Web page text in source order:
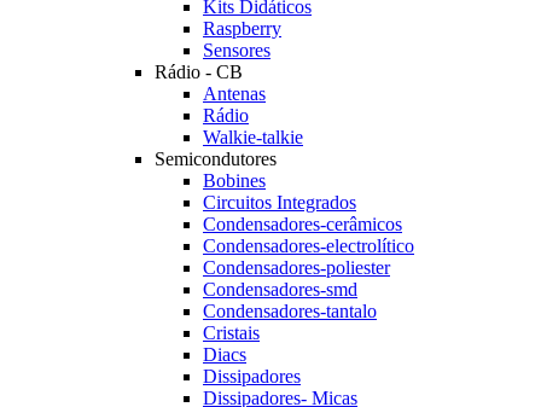
Kits Didáticos
Raspberry
Sensores
Rádio - CB
Antenas
Rádio
Walkie-talkie
Semicondutores
Bobines
Circuitos Integrados
Condensadores-cerâmicos
Condensadores-electrolítico
Condensadores-poliester
Condensadores-smd
Condensadores-tantalo
Cristais
Diacs
Dissipadores
Dissipadores- Micas